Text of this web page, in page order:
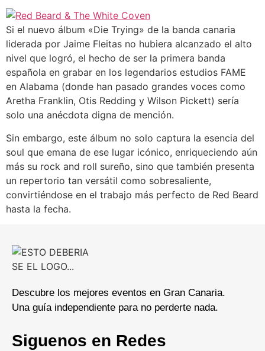
Si el nuevo álbum «Die Trying» de la banda canaria
liderada por Jaime Fleitas no hubiera alcanzado el alto
nivel que logró, el hecho de ser la primera banda
española en grabar en los legendarios estudios FAME
en Alabama (donde han pasado grandes voces como
Aretha Franklin, Otis Redding y Wilson Pickett) sería
solo una anécdota digna de mención.
Sin embargo, este álbum no solo captura la esencia del
soul que emana de ese lugar icónico, enriqueciendo aún
más su rock and roll sureño, sino que también presenta
un repertorio tan versátil como sobresaliente,
convirtiéndose en el trabajo más perfecto de Red Beard
hasta la fecha.
Descubre los mejores eventos en Gran Canaria.
Una guía independiente para no perderte nada.
Siguenos en Redes